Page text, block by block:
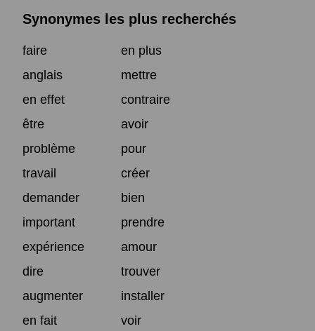
Synonymes les plus recherchés
faire
en plus
anglais
mettre
en effet
contraire
être
avoir
problème
pour
travail
créer
demander
bien
important
prendre
expérience
amour
dire
trouver
augmenter
installer
en fait
voir